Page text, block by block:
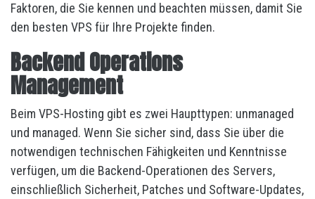
Faktoren, die Sie kennen und beachten müssen, damit Sie
den besten VPS für Ihre Projekte finden.
Backend Operations
Management
Beim VPS-Hosting gibt es zwei Haupttypen: unmanaged
und managed. Wenn Sie sicher sind, dass Sie über die
notwendigen technischen Fähigkeiten und Kenntnisse
verfügen, um die Backend-Operationen des Servers,
einschließlich Sicherheit, Patches und Software-Updates,